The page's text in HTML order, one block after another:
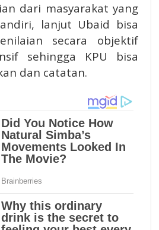
dari masyarakat yang
lanjut Ubaid bisa
secara objektif
sehingga KPU bisa
dan catatan.